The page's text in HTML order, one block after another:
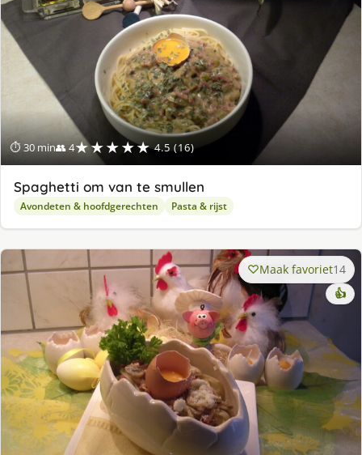
⏱ 30 min👥 4★★★★★ 4.5 (16)
Spaghetti om van te smullen
Avondeten & hoofdgerechten Pasta & rijst
Maak favoriet14
👍